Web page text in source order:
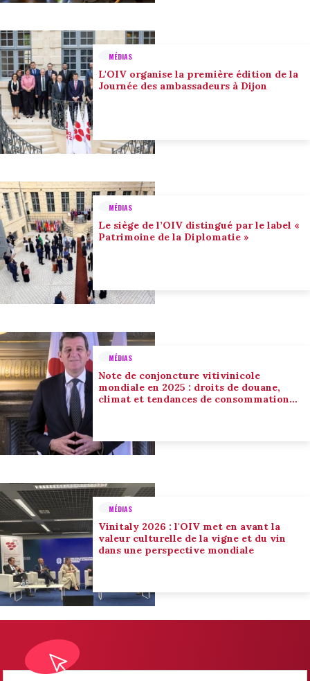
MÉDIAS
L'OIV organise la première édition de la
Journée des ambassadeurs à Dijon
MÉDIAS
Le siège de l’OIV distingué par le label «
Patrimoine de la Diplomatie »
MÉDIAS
Note de conjoncture vitivinicole
mondiale en 2025 : droits de douane,
climat et tendances de consommation
MÉDIAS
Vinitaly 2026 : l'OIV met en avant la
valeur culturelle de la vigne et du vin
dans une perspective mondiale